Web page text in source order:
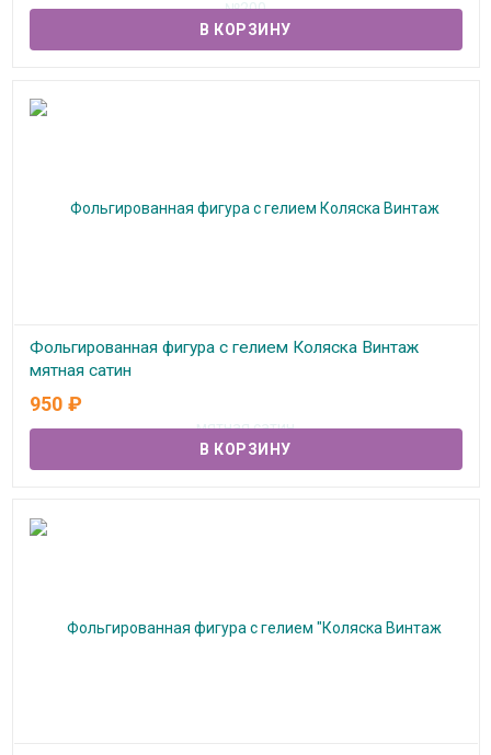
Фольгированная фигура с гелием Коляска Винтаж
мятная сатин
В наличии
950 ₽